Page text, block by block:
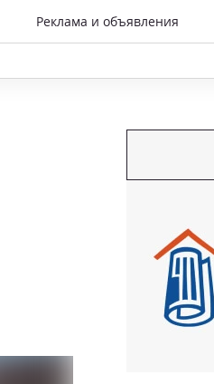
Реклама и объявления